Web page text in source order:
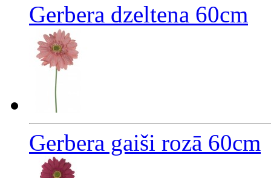
Gerbera dzeltena 60cm
Gerbera gaiši rozā 60cm